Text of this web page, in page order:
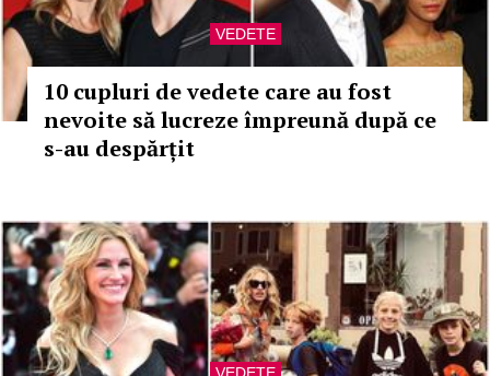
VEDETE
10 cupluri de vedete care au fost
nevoite să lucreze împreună după ce
s-au despărțit